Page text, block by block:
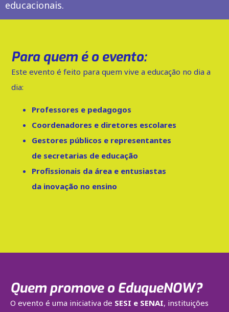
educacionais.
Para quem é o evento:
Este evento é feito para quem vive a educação no dia a
dia:
Professores e pedagogos
Coordenadores e diretores escolares
Gestores públicos e representantes
de secretarias de educação
Profissionais da área e entusiastas
da inovação no ensino
Quem promove o EduqueNOW?
O evento é uma iniciativa de SESI e SENAI, instituições